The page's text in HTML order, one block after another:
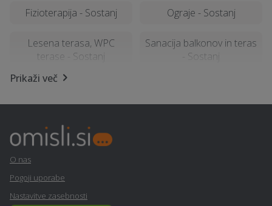
Fizioterapija - Sostanj Ograje - Sostanj
Lesena terasa, WPC
terase - Sostanj
Sanacija balkonov in teras
- Sostanj
Nagrobni spomenik -
Sostanj
Računalništvo in IT
Prikaži več
O nas
Pogoji uporabe
Nastavitve zasebnosti